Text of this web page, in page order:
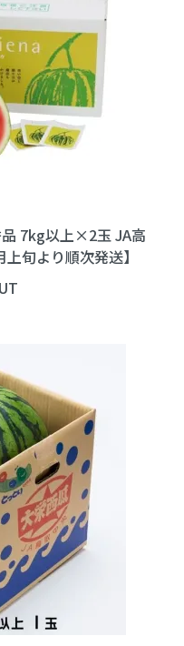
7kg以上×2玉 JA高
旬より順次発送】